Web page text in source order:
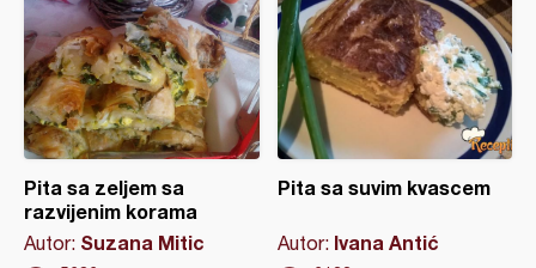
Pita sa zeljem sa
razvijenim korama
Autor: Suzana Mitic
Pita sa suvim kvascem
Autor: Ivana Antić